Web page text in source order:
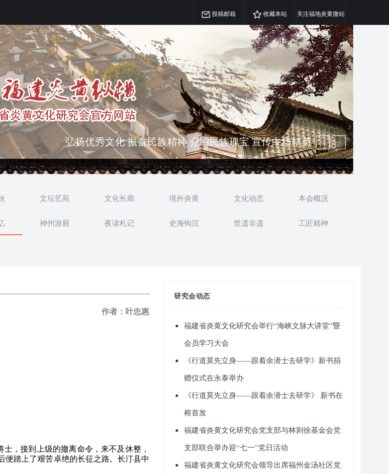
投稿邮箱 收藏本站 关注福地炎黄微站
弘扬优秀文化 振奋民族精神 介绍民族瑰宝 宣传中华精英
突出海西特色 报道台港澳侨 坚持古为今用 力求雅俗共赏
文坛艺苑 文化长廊 境外炎黄 文化动态 本会概况
神州游屐 夜读札记 史海钩沉 世遗非遗 工匠精神
作者：叶忠惠
，接到上级的撤离命令，来不及休整，
便踏上了艰苦卓绝的长征之路。长汀县中
研究会动态
福建省炎黄文化研究会举行“海峡文脉大讲堂”暨
会员学习大会
《行道莫先立身——跟着余潜士去研学》新书捐
赠仪式在永泰举办
《行道莫先立身——跟着余潜士去研学》 新书在
榕首发
福建省炎黄文化研究会党支部与林则徐基金会党
支部联合举办迎“七一”党日活动
福建省炎黄文化研究会领导出席福州金汤社区党